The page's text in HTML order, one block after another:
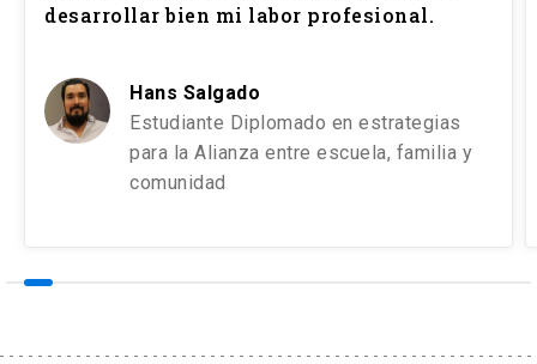
desarrollar bien mi labor profesional.
Hans Salgado
Estudiante Diplomado en estrategias
para la Alianza entre escuela, familia y
comunidad